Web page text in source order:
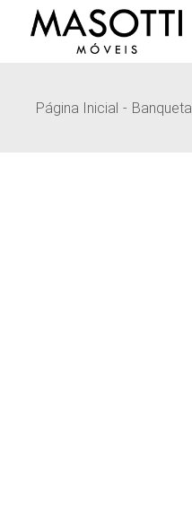
Página Inicial Banqueta